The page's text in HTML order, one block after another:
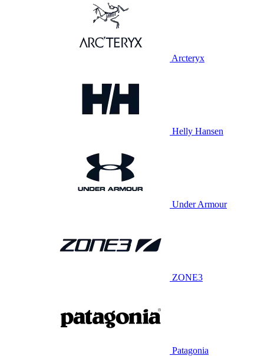
Arcteryx
Helly Hansen
Under Armour
ZONE3
Patagonia